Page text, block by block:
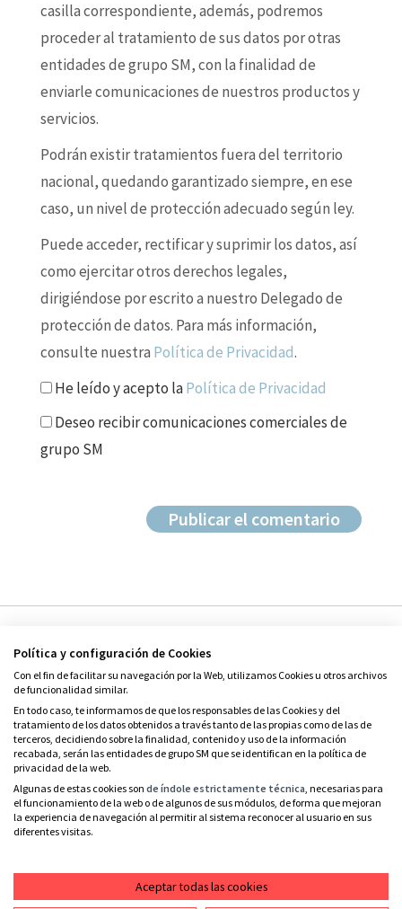
casilla correspondiente, además, podremos
proceder al tratamiento de sus datos por otras
entidades de grupo SM, con la finalidad de
enviarle comunicaciones de nuestros productos y
servicios.
Podrán existir tratamientos fuera del territorio
nacional, quedando garantizado siempre, en ese
caso, un nivel de protección adecuado según ley.
Puede acceder, rectificar y suprimir los datos, así
como ejercitar otros derechos legales,
dirigiéndose por escrito a nuestro Delegado de
protección de datos. Para más información,
consulte nuestra Política de Privacidad.
He leído y acepto laPolítica de Privacidad
Deseo recibir comunicaciones comerciales de
grupo SM
© Grupo SM
Condiciones de uso
Política de privacidad
Política de cookies
Política y configuración de Cookies
Con el fin de facilitar su navegación por la Web, utilizamos Cookies u otros archivos
de funcionalidad similar.
En todo caso, te informamos de que los responsables de las Cookies y del
tratamiento de los datos obtenidos a través tanto de las propias como de las de
terceros, decidiendo sobre la finalidad, contenido y uso de la información
recabada, serán las entidades de grupo SM que se identifican en la política de
privacidad de la web.
Algunas de estas cookies son de índole estrictamente técnica, necesarias para
el funcionamiento de la web o de algunos de sus módulos, de forma que mejoran
la experiencia de navegación al permitir al sistema reconocer al usuario en sus
diferentes visitas.
Aceptar todas las cookies